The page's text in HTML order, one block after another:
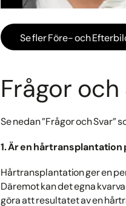
Se fler Före- och
Frågor och
Se nedan ”Frågor och Svar”
1. Är en
Hårtransplantation ger en
Däremot kan det egna
göra att resultatet av en